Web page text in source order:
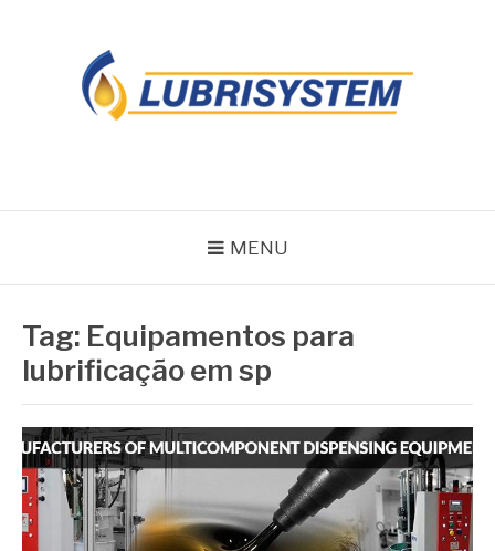
MENU
Tag: Equipamentos para
lubrificação em sp